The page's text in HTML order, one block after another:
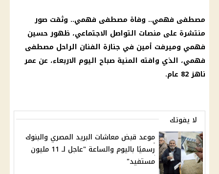
مصطفى فهمي.. وفاة مصطفى فهمي.. وثقت صور
منتشرة على منصات التواصل الاجتماعي، ظهورحسين
فهمي وميرفت أمين في جنازة الفنان الراحل مصطفى
فهمي، الذي وافته المنية صباح اليوم الاربعاء، عن عمر
ناهز 82 عام.
لا يفوتك
موعد قبض معاشات البريد المصري والبنوك
رسميًا باليوم والساعة "عاجل لـ 11 مليون
مستفيد"